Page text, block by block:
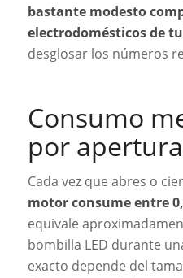
bastante modesto
electrodomésticos de
desglosar los números
Consumo
por
Cada vez que abres o
motor consume entre
equivale
bombilla LED durante
exacto depende del